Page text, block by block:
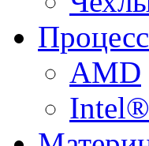
AMD
Intel®